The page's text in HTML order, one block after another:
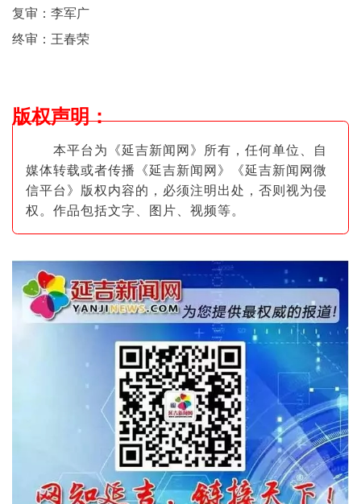
复审：李军广
终审：王春荣
版权声明：
本平台为《延吉新闻网》所有，任何单位、自
媒体转载或者传播《延吉新闻网》《延吉新闻网微
信平台》版权内容的，必须注明出处，否则视为侵
权。作品包括文字、图片 、视频等。